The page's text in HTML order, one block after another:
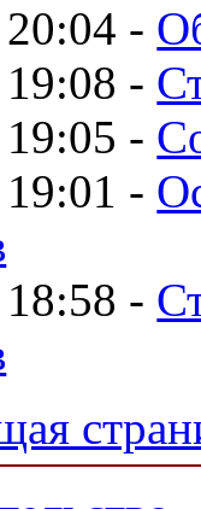
-
-
-
-
-